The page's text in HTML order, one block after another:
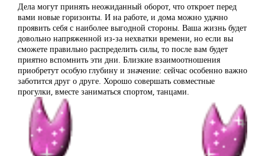
Дела могут принять неожиданный оборот, что откроет перед
вами новые горизонты. И на работе, и дома можно удачно
проявить себя с наиболее выгодной стороны. Ваша жизнь будет
довольно напряженной из-за нехватки времени, но если вы
сможете правильно распределить силы, то после вам будет
приятно вспомнить эти дни. Близкие взаимоотношения
приобретут особую глубину и значение: сейчас особенно важно
заботится друг о друге. Хорошо совершать совместные
прогулки, вместе заниматься спортом, танцами.